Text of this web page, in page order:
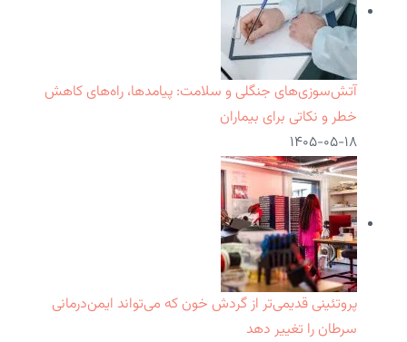
آتش‌سوزی‌های جنگلی و سلامت: پیامدها، راه‌های کاهش
خطر و نکاتی برای بیماران
۱۴۰۵-۰۵-۱۸
پروتئینی قدیمی‌تر از گردش خون که می‌تواند ایمن‌درمانی
سرطان را تغییر دهد